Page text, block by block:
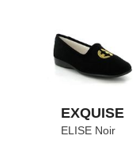
EXQUISE
ELISE Noir